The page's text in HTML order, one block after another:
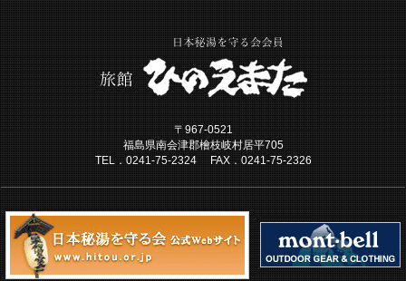
〒967-0521
福島県南会津郡檜枝岐村居平705
TEL．0241-75-2324 FAX．0241-75-2326